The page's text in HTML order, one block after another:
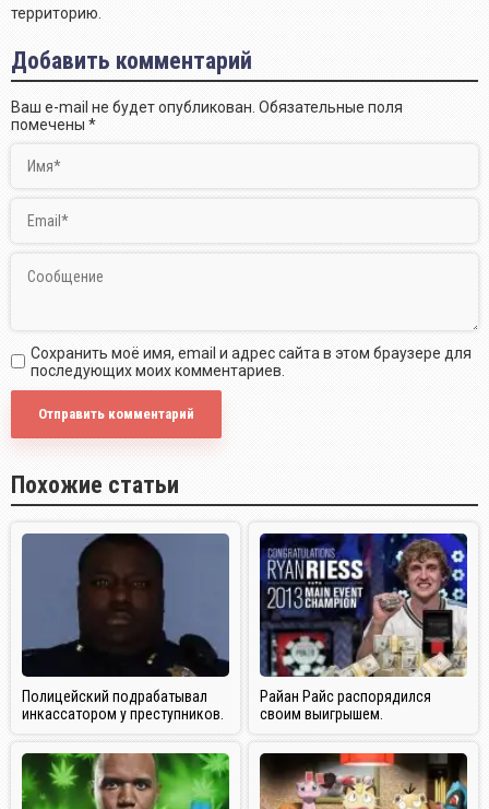
территорию.
Добавить комментарий
Ваш e-mail не будет опубликован. Обязательные поля
помечены *
Сохранить моё имя, email и адрес сайта в этом браузере для
последующих моих комментариев.
Похожие статьи
Полицейский подрабатывал
инкассатором у преступников.
Райан Райс распорядился
своим выигрышем.